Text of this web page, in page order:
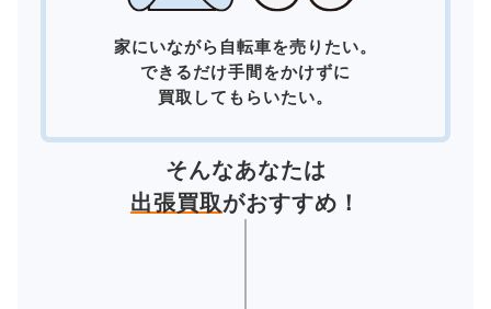
家にいながら自転車を売りたい。
できるだけ手間をかけずに
買取してもらいたい。
そんなあなたは
出張買取がおすすめ！